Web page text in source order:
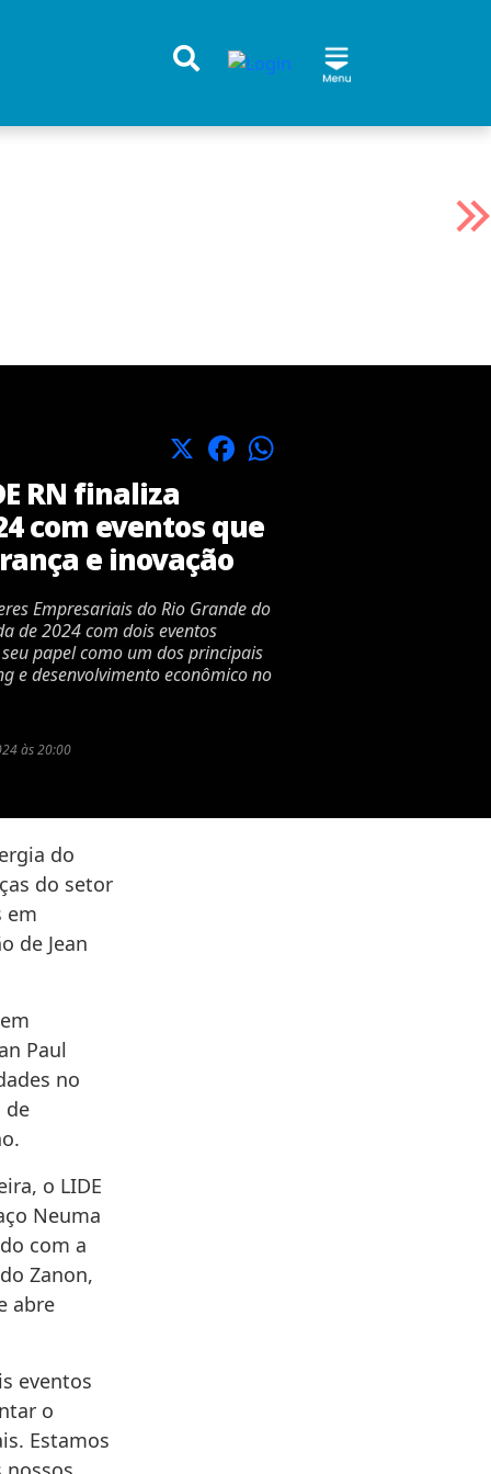
X Facebook
RN finaliza
com eventos que
e inovação
Empresariais do Rio Grande do
de 2024 com dois eventos
papel como um dos principais
e desenvolvimento econômico no
às 20:00
do
do setor
em
de Jean
Paul
no
de
o LIDE
Neuma
com a
Zanon,
abre
eventos
o
Estamos